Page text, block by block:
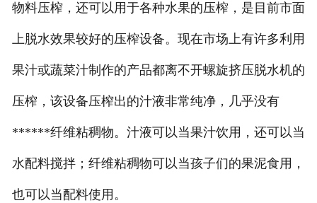
公司业绩
联系我们
物料压榨，还可以用于各种水果的压榨，是目前市面
上脱水效果较好的压榨设备。现在市场上有许多利用
果汁或蔬菜汁制作的产品都离不开螺旋挤压脱水机的
压榨，该设备压榨出的汁液非常纯净，几乎没有
******纤维粘稠物。汁液可以当果汁饮用，还可以当
水配料搅拌；纤维粘稠物可以当孩子们的果泥食用，
也可以当配料使用。